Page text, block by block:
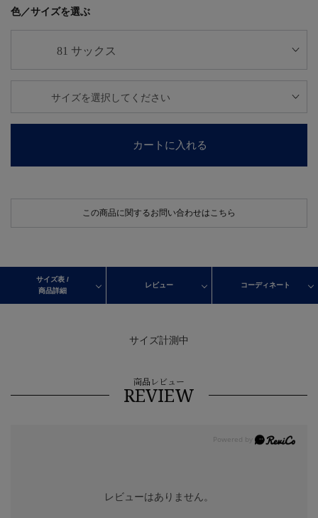
色／サイズを選ぶ
カートに入れる
この商品に関するお問い合わせはこちら
サイズ表 /
商品詳細
レビュー コーディネート
サイズ計測中
商品レビュー
REVIEW
レビューはありません。